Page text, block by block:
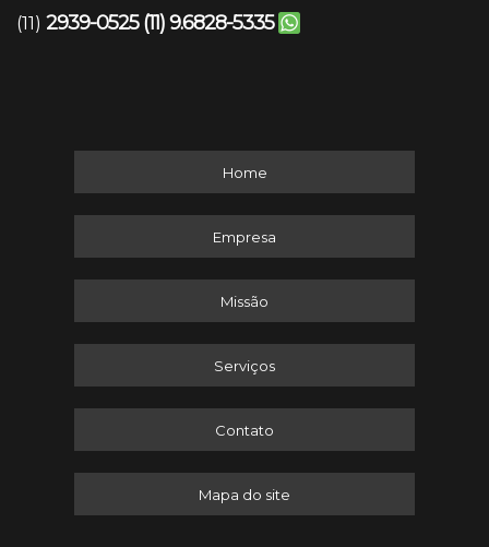
(11) 2939-0525 (11) 9.6828-5335
Home
Empresa
Missão
Serviços
Contato
Mapa do site